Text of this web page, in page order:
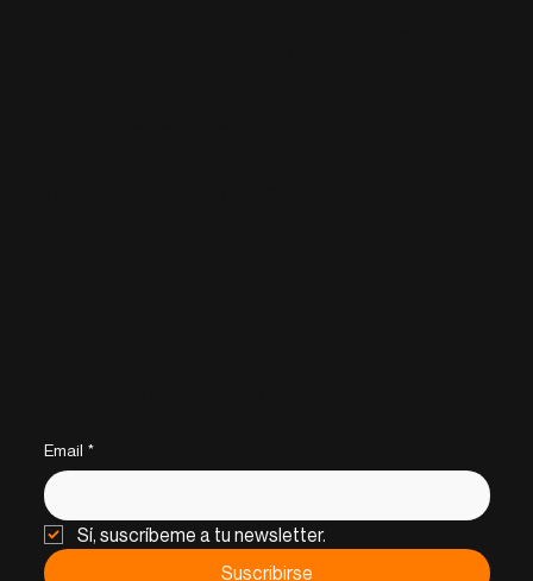
Email *
Sí, suscríbeme a tu newsletter.
Suscribirse